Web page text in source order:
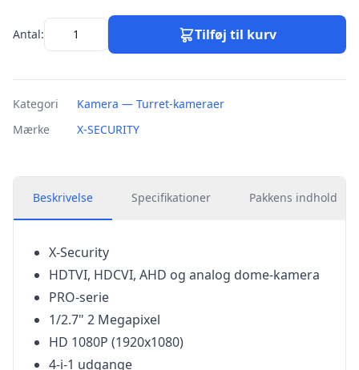
Antal: Tilføj til kurv
Kategori
Kamera — Turret-kameraer
Mærke
X-SECURITY
Beskrivelse Specifikationer Pakkens indhold
X-Security
HDTVI, HDCVI, AHD og analog dome-kamera
PRO-serie
1/2.7" 2 Megapixel
HD 1080P (1920x1080)
4-i-1 udgange